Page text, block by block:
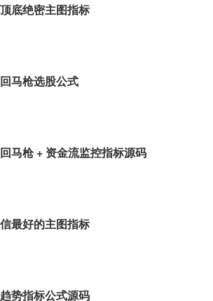
底绝密主图指标
马枪选股公式
马枪 + 资金流监控指标源码
最好的主图指标
势指标公式源码